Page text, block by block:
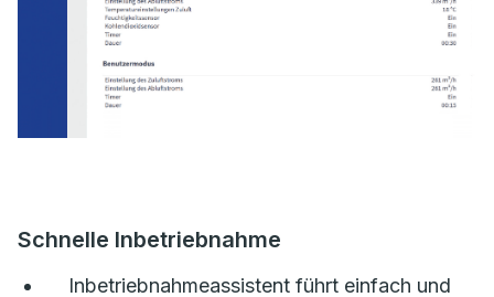
Schnelle Inbetriebnahme
Inbetriebnahmeassistent führt einfach und